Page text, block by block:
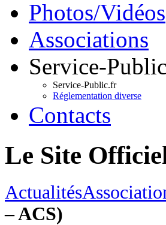
Photos/Vidéos
Associations
Service-Public
Service-Public.fr
Réglementation diverse
Contacts
Le Site
Actualités
– ACS)